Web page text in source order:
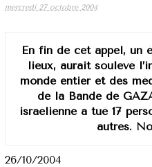
mercredi 27 octobre 2004
En fin de cet appel, un
lieux, aurait soulevé
monde entier et des
de la Bande de
israélienne a tué 17
autres.
26/10/2004